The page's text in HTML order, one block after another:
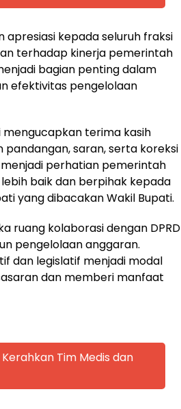
apresiasi kepada seluruh fraksi
terhadap kinerja pemerintah
bagian penting dalam
efektivitas pengelolaan
mengucapkan terima kasih
pandangan, saran, serta koreksi
perhatian pemerintah
baik dan berpihak kepada
yang dibacakan Wakil Bupati.
ruang kolaborasi dengan DPRD
pengelolaan anggaran.
dan legislatif menjadi modal
dan memberi manfaat
Tim Medis dan